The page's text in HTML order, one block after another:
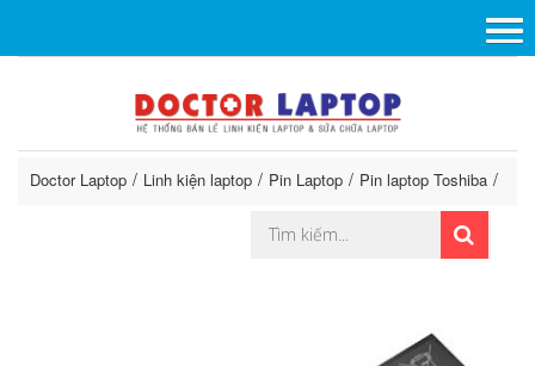
Doctor Laptop Linh kiện laptop Pin Laptop Pin laptop Toshiba